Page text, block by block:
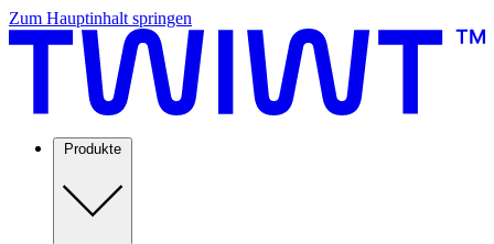
Zum Hauptinhalt springen
Produkte